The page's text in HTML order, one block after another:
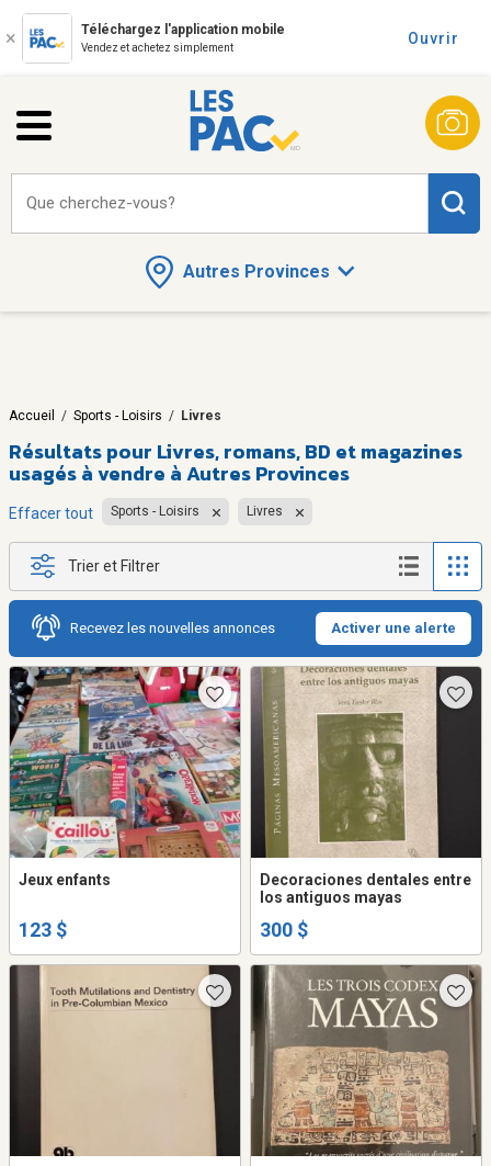
Téléchargez l'application mobile
Vendez et achetez simplement
Ouvrir
Autres Provinces
Que cherchez-vous?
Accueil / Sports - Loisirs / Livres
Résultats pour Livres, romans, BD et magazines
usagés à vendre à Autres Provinces
Effacer tout Sports - Loisirs Livres
Trier et Filtrer
Recevez les nouvelles annonces Activer une alerte
Jeux enfants
123 $
Decoraciones dentales entre
los antiguos mayas
300 $